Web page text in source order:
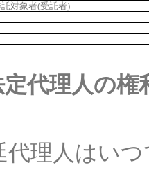
対象者(受託者)
代理人の権
代理人 はいつ